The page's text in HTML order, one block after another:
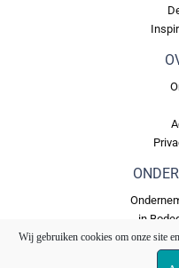
Wij gebruiken cookies om onze site
in